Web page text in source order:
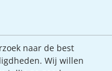
naar de best
Wij willen